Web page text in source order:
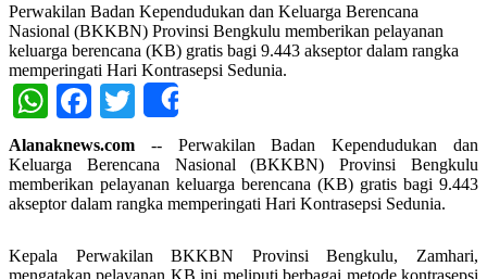
Perwakilan Badan Kependudukan dan Keluarga Berencana
Nasional (BKKBN) Provinsi Bengkulu memberikan pelayanan
keluarga berencana (KB) gratis bagi 9.443 akseptor dalam rangka
memperingati Hari Kontrasepsi Sedunia.
WhatsApp
Facebook
Twitter
Alanaknews.com -- Perwakilan Badan Kependudukan dan
Keluarga Berencana Nasional (BKKBN) Provinsi Bengkulu
memberikan pelayanan keluarga berencana (KB) gratis bagi 9.443
akseptor dalam rangka memperingati Hari Kontrasepsi Sedunia.
Kepala Perwakilan BKKBN Provinsi Bengkulu, Zamhari,